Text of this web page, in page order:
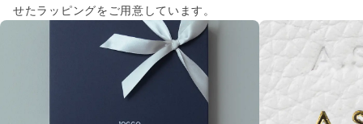
せたラッピングをご用意しています。